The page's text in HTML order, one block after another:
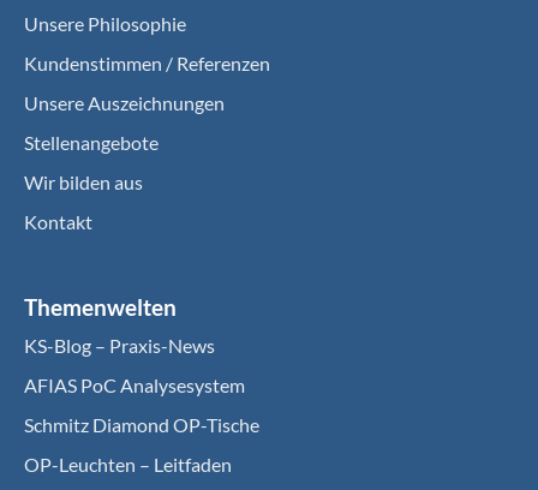
Unsere Philosophie
Kundenstimmen / Referenzen
Unsere Auszeichnungen
Stellenangebote
Wir bilden aus
Kontakt
Themenwelten
KS-Blog – Praxis-News
AFIAS PoC Analysesystem
Schmitz Diamond OP-Tische
OP-Leuchten – Leitfaden